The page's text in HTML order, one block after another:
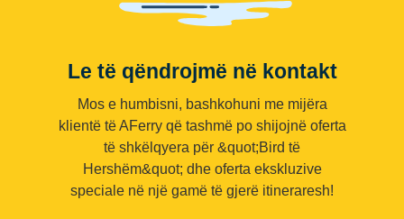
Le të qëndrojmë në kontakt
Mos e humbisni, bashkohuni me mijëra
klientë të AFerry që tashmë po shijojnë oferta
të shkëlqyera për &quot;Bird të
Hershëm&quot; dhe oferta ekskluzive
speciale në një gamë të gjerë itineraresh!